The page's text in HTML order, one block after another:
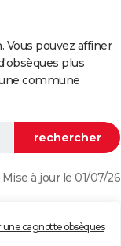
Vous pouvez affiner
plus
commune
Mise à jour le 01/07/26
une cagnotte obsèques